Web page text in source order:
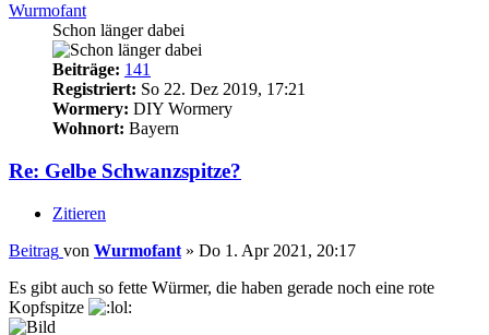
Wurmofant
Schon länger dabei
Beiträge: 141
Registriert: So 22. Dez 2019, 17:21
Wormery: DIY Wormery
Wohnort: Bayern
Re: Gelbe Schwanzspitze?
Zitieren
Beitrag von Wurmofant » Do 1. Apr 2021, 20:17
Es gibt auch so fette Würmer, die haben gerade noch eine rote
Kopfspitze